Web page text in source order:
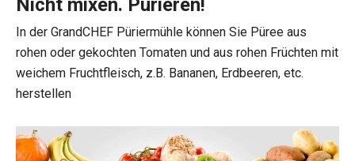
Nicht mixen. Pürieren!
In der GrandCHEF Püriermühle können Sie Püree aus
rohen oder gekochten Tomaten und aus rohen Früchten mit
weichem Fruchtfleisch, z.B. Bananen, Erdbeeren, etc.
herstellen